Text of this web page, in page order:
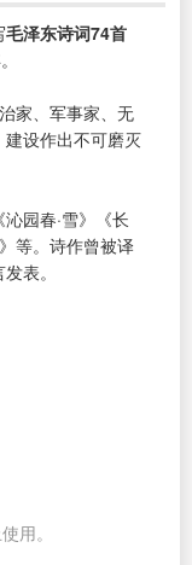
毛泽东诗词74首
家、军事家、无
设作出不可磨灭
园春·雪》《长
等。诗作曾被译
表。
用。